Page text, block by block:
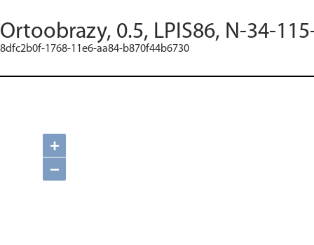
Ortoobrazy, 0.5, LPIS86, N-34-
8dfc2b0f-1768-11e6-aa84-b870f44b6730
+
−